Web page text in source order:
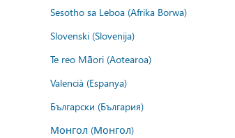
Sesotho sa Leboa (Afrika Borwa)
Slovenski (Slovenija)
Te reo Māori (Aotearoa)
Valencià (Espanya)
Български (България)
Монгол (Монгол)